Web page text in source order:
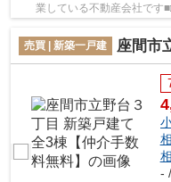
業している不動産会社です
基礎となっております。前
売買 | 新築一戸建
座間市立野台
-